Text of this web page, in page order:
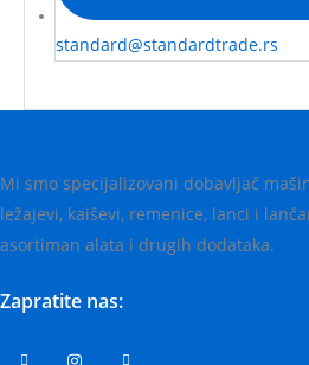
standard@standardtrade.rs
Mi smo specijalizovani dobavljač
ležajevi, kaiševi, remenice, lanci i
asortiman alata i drugih dodataka.
Zapratite nas: